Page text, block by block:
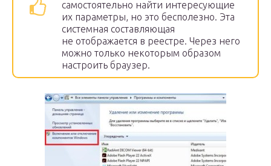
самостоятельно найти интересующие
их параметры, но это бесполезно. Эта
системная составляющая
не отображается в реестре. Через него
можно только некоторым образом
настроить браузер.